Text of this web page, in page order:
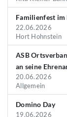
Familienfest
22.06.2026
Hort Hohnstein
ASB
an seine
20.06.2026
Allgemein
Domino Day
19.06.2026